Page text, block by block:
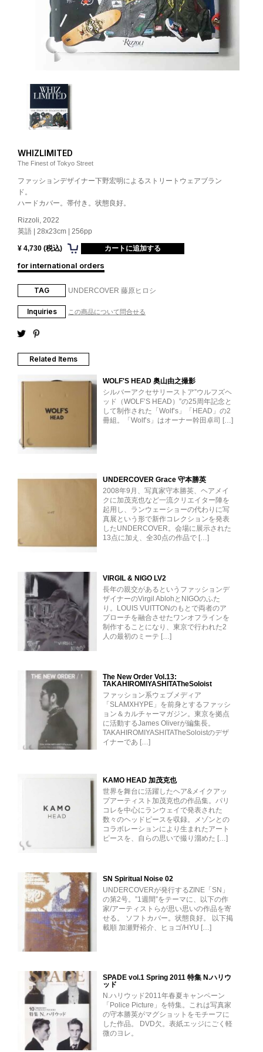
WHIZLIMITED
The Finest of Tokyo Street
ファッションデザイナー下野宏明によるストリートウェアブラン
ド。
ハードカバー。帯付き。状態良好。
Rizzoli, 2022
英語 | 28x23cm | 256pp
¥ 4,730 (税込)
for international orders
TAG UNDERCOVER 藤原ヒロシ
Inquiries この商品について問合せる
Related Items
WOLF'S HEAD 奥山由之撮影
シルバーアクセサリーストア”ウルフズヘ
ッド（WOLF’S HEAD）”の25周年記念と
して制作された「Wolf’s」「HEAD」の2
冊組。「Wolf’s」はオーナー幹田卓司 […]
UNDERCOVER Grace 守本勝英
2008年9月、写真家守本勝英、ヘアメイ
クに加茂克也など一流クリエイター陣を
起用し、ランウェーショーの代わりに写
真展という形で新作コレクションを発表
したUNDERCOVER。会場に展示された
13点に加え、全30点の作品で […]
VIRGIL & NIGO LV2
長年の親交があるというファッションデ
ザイナーのVirgil AblohとNIGOのふた
り。LOUIS VUITTONのもとで両者のア
プローチを融合させたワンオフラインを
制作することになり、東京で行われた2
人の最初のミーテ […]
The New Order Vol.13:
TAKAHIROMIYASHITATheSoloist
ファッション系ウェブメディア
「SLAMXHYPE」を前身とするファッシ
ョン＆カルチャーマガジン。東京を拠点
に活動するJames Oliverが編集長。
TAKAHIROMIYASHITATheSoloistのデザ
イナーであ […]
KAMO HEAD 加茂克也
世界を舞台に活躍したヘア&メイクアッ
プアーティスト加茂克也の作品集。パリ
コレを中心にランウェイで発表された
数々のヘッドピースを収録。メゾンとの
コラボレーションにより生まれたアート
ピースを、自らの思いで撮り溜めた […]
SN Spiritual Noise 02
UNDERCOVERが発行するZINE「SN」
の第2号。”1週間”をテーマに、以下の作
家/アーティストらが思い思いの作品を寄
せる。 ソフトカバー。状態良好。 以下掲
載順 加瀬野裕介、ヒョゴ/HYU […]
SPADE vol.1 Spring 2011 特集 N.ハリウ
ッド
N.ハリウッド2011年春夏キャンペーン
「Police Picture」を特集。これは写真家
の守本勝英がマグショットをモチーフに
した作品。 DVD欠。表紙エッジにごく軽
微のヨレ。